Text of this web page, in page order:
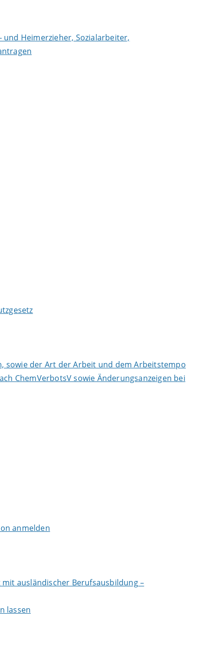
Heimerzieher, Sozialarbeiter,
sowie der Art der Arbeit und dem Arbeitstempo
ChemVerbotsV sowie Änderungsanzeigen bei
anmelden
ausländischer Berufsausbildung –
lassen